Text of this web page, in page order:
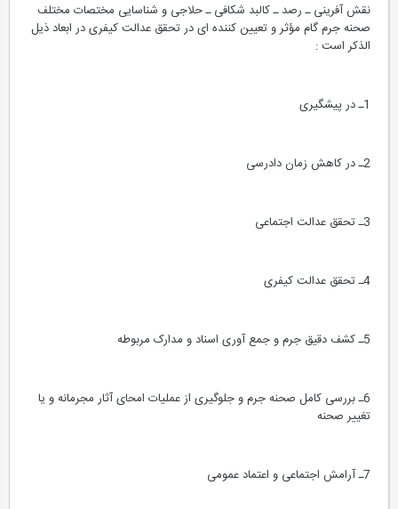
نقش آفرینی ـ رصد ـ کالبد شکافی ـ حلاجی و شناسایی مختصات مختلف
صحنه جرم گام مؤثر و تعیین کننده ای در تحقق عدالت کیفری در ابعاد ذیل
الذکر است :
6ـ بررسی کامل صحنه جرم و جلوگیری از عملیات امحای آثار مجرمانه و یا
تغییر صحنه